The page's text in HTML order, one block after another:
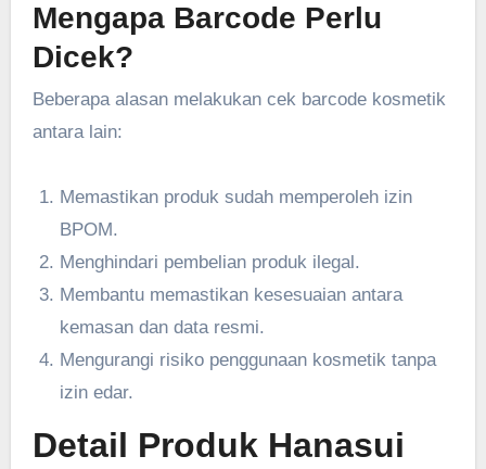
Mengapa Barcode Perlu
Dicek?
Beberapa alasan melakukan cek barcode kosmetik
antara lain:
Memastikan produk sudah memperoleh izin
BPOM.
Menghindari pembelian produk ilegal.
Membantu memastikan kesesuaian antara
kemasan dan data resmi.
Mengurangi risiko penggunaan kosmetik tanpa
izin edar.
Detail Produk Hanasui